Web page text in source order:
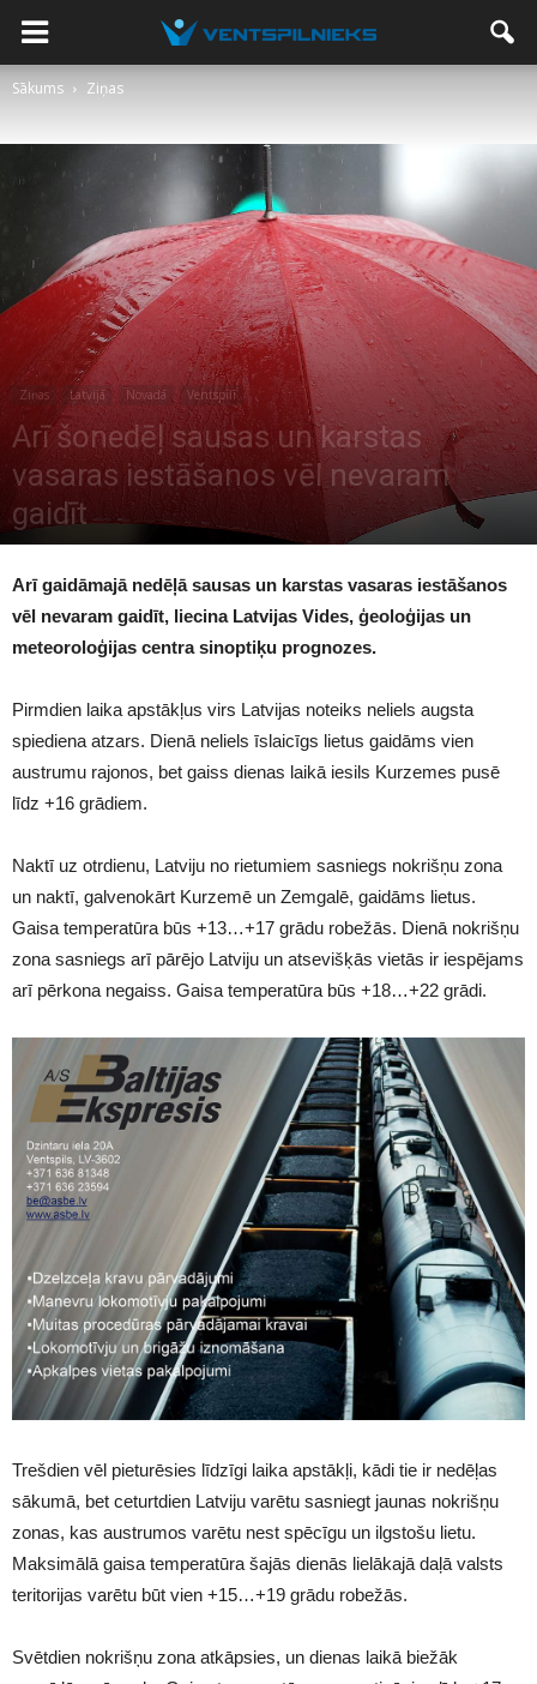
Sākums Ziņas
Ziņas Latvijā Novadā Ventspilī
Arī šonedēļ sausas un karstas
vasaras iestāšanos vēl nevaram
gaidīt
1709
Arī gaidāmajā nedēļā sausas un karstas vasaras iestāšanos
vēl nevaram gaidīt, liecina Latvijas Vides, ģeoloģijas un
meteoroloģijas centra sinoptiķu prognozes.
Pirmdien laika apstākļus virs Latvijas noteiks neliels augsta
spiediena atzars. Dienā neliels īslaicīgs lietus gaidāms vien
austrumu rajonos, bet gaiss dienas laikā iesils Kurzemes pusē
līdz +16 grādiem.
Naktī uz otrdienu, Latviju no rietumiem sasniegs nokrišņu zona
un naktī, galvenokārt Kurzemē un Zemgalē, gaidāms lietus.
Gaisa temperatūra būs +13…+17 grādu robežās. Dienā nokrišņu
zona sasniegs arī pārējo Latviju un atsevišķās vietās ir iespējams
arī pērkona negaiss. Gaisa temperatūra būs +18…+22 grādi.
Trešdien vēl pieturēsies līdzīgi laika apstākļi, kādi tie ir nedēļas
sākumā, bet ceturtdien Latviju varētu sasniegt jaunas nokrišņu
zonas, kas austrumos varētu nest spēcīgu un ilgstošu lietu.
Maksimālā gaisa temperatūra šajās dienās lielākajā daļā valsts
teritorijas varētu būt vien +15…+19 grādu robežās.
Svētdien nokrišņu zona atkāpsies, un dienas laikā biežāk